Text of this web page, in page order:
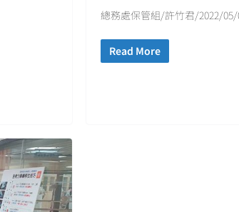
總務處保管組/許竹君/2022/
Read More